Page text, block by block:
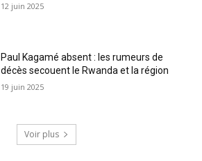
12 juin 2025
Paul Kagamé absent : les rumeurs de
décès secouent le Rwanda et la région
19 juin 2025
Voir plus